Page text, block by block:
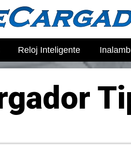
Reloj Inteligente